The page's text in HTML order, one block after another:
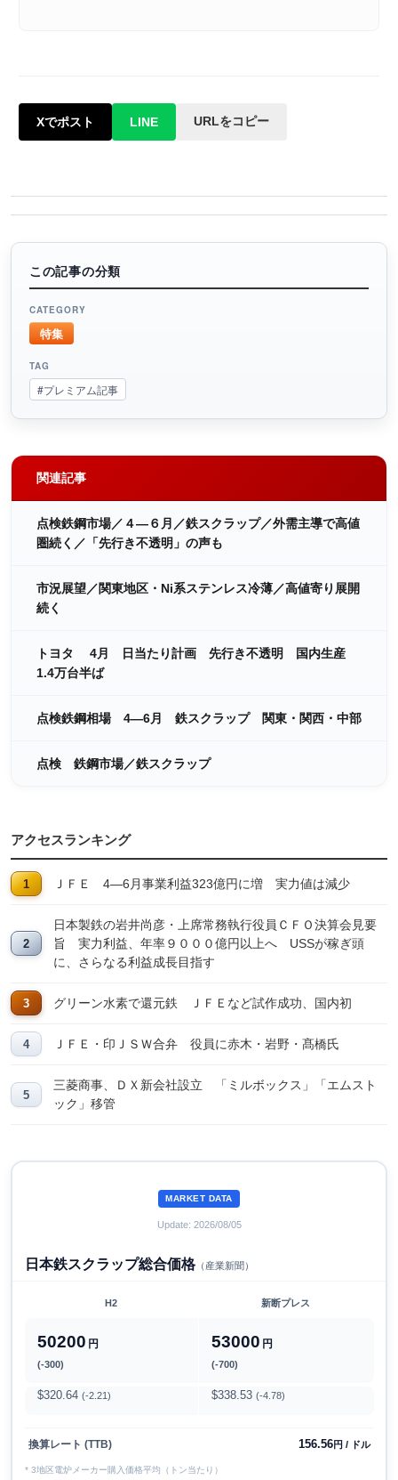
Xでポスト LINE URLをコピー
この記事の分類
CATEGORY
特集
TAG
#プレミアム記事
関連記事
点検鉄鋼市場／４―６月／鉄スクラップ／外需主導で高値
圏続く／「先行き不透明」の声も
市況展望／関東地区・Ni系ステンレス冷薄／高値寄り展開
続く
トヨタ 4月 日当たり計画 先行き不透明 国内生産
1.4万台半ば
点検鉄鋼相場 4―6月 鉄スクラップ 関東・関西・中部
点検 鉄鋼市場／鉄スクラップ
アクセスランキング
ＪＦＥ 4―6月事業利益323億円に増 実力値は減少
日本製鉄の岩井尚彦・上席常務執行役員ＣＦＯ決算会見要
旨 実力利益、年率９０００億円以上へ USSが稼ぎ頭
に、さらなる利益成長目指す
グリーン水素で還元鉄 ＪＦＥなど試作成功、国内初
ＪＦＥ・印ＪＳＷ合弁 役員に赤木・岩野・髙橋氏
三菱商事、ＤＸ新会社設立 「ミルボックス」「エムスト
ック」移管
MARKET DATA
Update: 2026/08/05
日本鉄スクラップ総合価格（産業新聞）
H2 新断プレス
50200 円
(-300)
53000 円
(-700)
$320.64 (-2.21) $338.53 (-4.78)
換算レート (TTB) 156.56円 / ドル
* 3地区電炉メーカー購入価格平均（トン当たり）